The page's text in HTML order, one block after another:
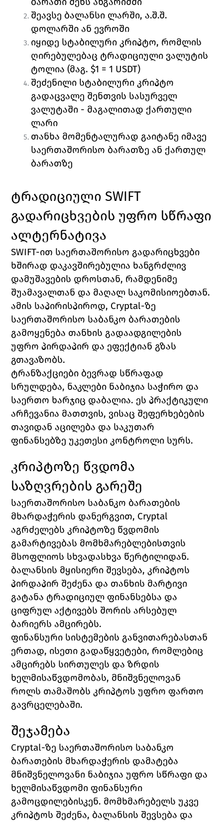
შეავსე ბალანსი ლარში, ა.შ.შ.
დოლარში ან ევროში
იყიდე სტაბილური კრიპტო, რომლის
ღირებულებაც ტრადიციული ვალუტის
ტოლია (მაგ. $1 = 1 USDT)
შეძენილი სტაბილური კრიპტო
გადაცვალე შენთვის სასურველ
ვალუტაში - მაგალითად ქართული
ლარი
თანხა მომენტალურად გაიტანე იმავე
საერთაშორისო ბარათზე ან ქართულ
ბარათზე
ტრადიციული SWIFT
გადარიცხვების უფრო სწრაფი
ალტერნატივა
SWIFT-ით საერთაშორისო გადარიცხვები
ხშირად დაკავშირებულია ხანგრძლივ
დამუშავების დროსთან, რამდენიმე
შუამავალთან და მაღალ საკომისიოებთან.
ამის საპირისპიროდ, Cryptal-ზე
საერთაშორისო საბანკო ბარათების
გამოყენება თანხის გადაადგილების
უფრო პირდაპირ და ეფექტიან გზას
გთავაზობს.
ტრანზაქციები ბევრად სწრაფად
სრულდება, ნაკლები ნაბიჯია საჭირო და
საერთო ხარჯიც დაბალია. ეს პრაქტიკული
არჩევანია მათთვის, ვისაც შეფერხებების
თავიდან აცილება და საკუთარ
ფინანსებზე უკეთესი კონტროლი სურს.
კრიპტოზე წვდომა
საზღვრების გარეშე
საერთაშორისო საბანკო ბარათების
მხარდაჭერის დანერგვით, Cryptal
აგრძელებს კრიპტოზე წვდომის
გამარტივებას მომხმარებლებისთვის
მსოფლიოს სხვადასხვა წერტილიდან.
ბალანსის მყისიერი შევსება, კრიპტოს
პირდაპირ შეძენა და თანხის მარტივი
გატანა ტრადიციულ ფინანსებსა და
ციფრულ აქტივებს შორის არსებულ
ბარიერს ამცირებს.
ფინანსური სისტემების განვითარებასთან
ერთად, ისეთი გადაწყვეტები, რომლებიც
ამცირებს სირთულეს და ზრდის
ხელმისაწვდომობას, მნიშვნელოვან
როლს თამაშობს კრიპტოს უფრო ფართო
გავრცელებაში.
შეჯამება
Cryptal-ზე საერთაშორისო საბანკო
ბარათების მხარდაჭერის დამატება
მნიშვნელოვანი ნაბიჯია უფრო სწრაფი და
ხელმისაწვდომი ფინანსური
გამოცდილებისკენ. მომხმარებელს უკვე
კრიპტოს შეძენა, ბალანსის შევსება და